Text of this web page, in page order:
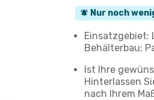
notifications_active Nur noch
Einsatzgebiet:
Behälterbau;
Ist Ihre
Hinterlassen
nach Ihrem